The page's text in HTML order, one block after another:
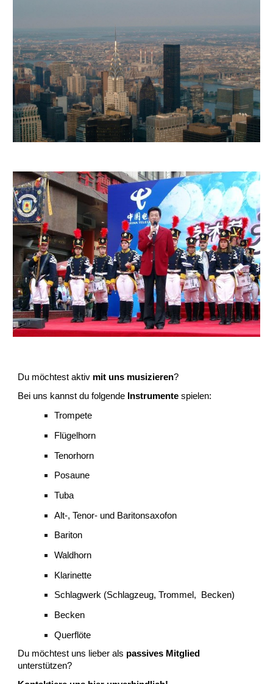
Du möchtest aktiv mit uns musizieren?
Bei uns kannst du folgende Instrumente spielen:
Trompete
Flügelhorn
Tenorhorn
Posaune
Tuba
Alt-, Tenor- und Baritonsaxofon
Bariton
Waldhorn
Klarinette
Schlagwerk (Schlagzeug, Trommel, Becken)
Becken
Querflöte
Du möchtest uns lieber als passives Mitglied
unterstützen?